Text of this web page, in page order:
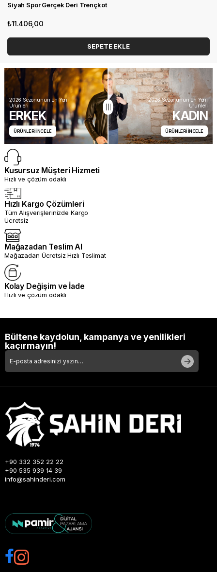
Siyah Spor Gerçek Deri Trençkot
₺11.406,00
SEPETE EKLE
2026 Sezonunun En Yeni
Ürünleri
KADIN
ÜRÜNLERİ İNCELE
2026 Sezonunun En Yeni
Ürünleri
ERKEK
ÜRÜNLERİ İNCELE
Kusursuz Müşteri Hizmeti
Hızlı ve çözüm odaklı
Hızlı Kargo Çözümleri
Tüm Alışverişlerinizde Kargo
Ücretsiz
Mağazadan Teslim Al
Mağazadan Ücretsiz Hızlı Teslimat
Kolay Değişim ve İade
Hızlı ve çözüm odaklı
Bültene kaydolun, kampanya ve yenilikleri
kaçırmayın!
+90 332 352 22 22
+90 535 939 14 39
info@sahinderi.com